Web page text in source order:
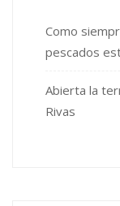
Como
pescados
Abierta la
Rivas